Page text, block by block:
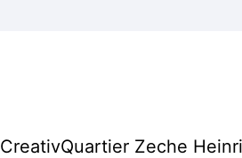
CreativQuartier Zeche